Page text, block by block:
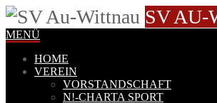
SV AU-
MENÜ
HOME
VEREIN
VORSTANDSCHAFT
N!-CHARTA SPORT